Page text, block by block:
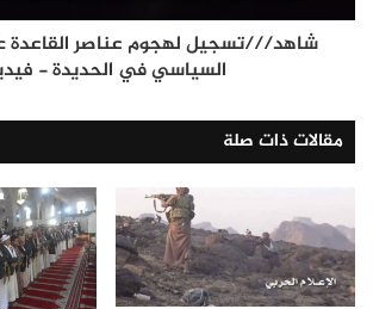
شاهد///تسجيل لهجوم عناصر القاعدة
السياسي في الحديدة -
مقالات ذات صلة